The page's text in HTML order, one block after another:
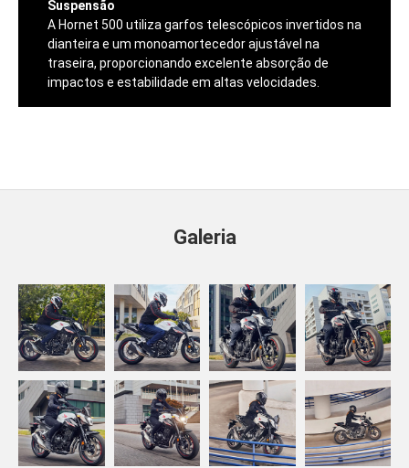
Suspensão
A Hornet 500 utiliza garfos telescópicos invertidos na
dianteira e um monoamortecedor ajustável na
traseira, proporcionando excelente absorção de
impactos e estabilidade em altas velocidades.
Galeria